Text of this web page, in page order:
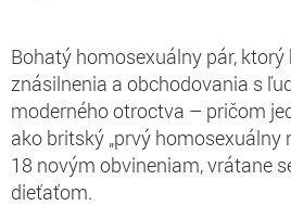
Bohatý homosexuálny pár,
znásilnenia a obchodovania s
moderného otroctva – pričom
ako britský „prvý homosexuálny
18 novým obvineniam, vrátane
dieťaťom.